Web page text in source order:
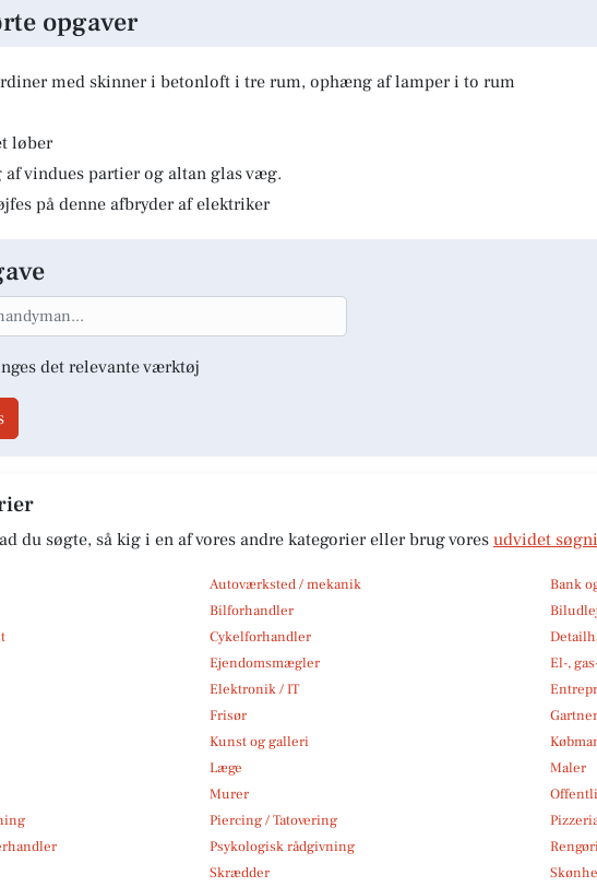
opgaver
med skinner i betonloft i tre rum, ophæng af lamper i to rum
løber
af vindues partier og altan glas væg.
på denne afbryder af elektriker
det relevante værktøj
du søgte, så kig i en af vores andre kategorier eller brug vores udvidet
Autoværksted / mekanik
Bank
Bilforhandler
Cykelforhandler
Ejendomsmægler
El-,
Elektronik / IT
Frisør
Gartner
Kunst og galleri
Læge
Maler
Murer
Piercing / Tatovering
Psykologisk rådgivning
Skrædder